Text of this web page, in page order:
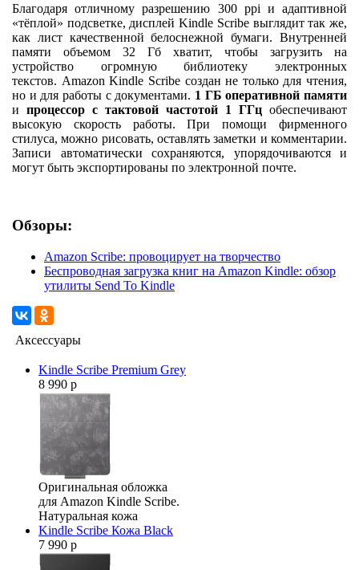
Благодаря отличному разрешению 300 ppi и адаптивной
«тёплой» подсветке, дисплей Kindle Scribe выглядит так же,
как лист качественной белоснежной бумаги. Внутренней
памяти объемом 32 Гб хватит, чтобы загрузить на
устройство огромную библиотеку электронных
текстов. Amazon Kindle Scribe создан не только для чтения,
но и для работы с документами. 1 ГБ оперативной памяти
и процессор с тактовой частотой 1 ГГц обеспечивают
высокую скорость работы. При помощи фирменного
стилуса, можно рисовать, оставлять заметки и комментарии.
Записи автоматически сохраняются, упорядочиваются и
могут быть экспортированы по электронной почте.
Обзоры:
Amazon Scribe: провоцирует на творчество
Беспроводная загрузка книг на Amazon Kindle: обзор
утилиты Send To Kindle
Аксессуары
Kindle Scribe Premium Grey
8 990 р
Оригинальная обложка
для Amazon Kindle Scribe.
Натуральная кожа
Kindle Scribe Кожа Black
7 990 р